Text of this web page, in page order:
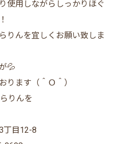
使用しながらしっかりほぐ
りんを宜しくお願い致しま
💦
ります（＾Ｏ＾）
りんを
丁目12-8